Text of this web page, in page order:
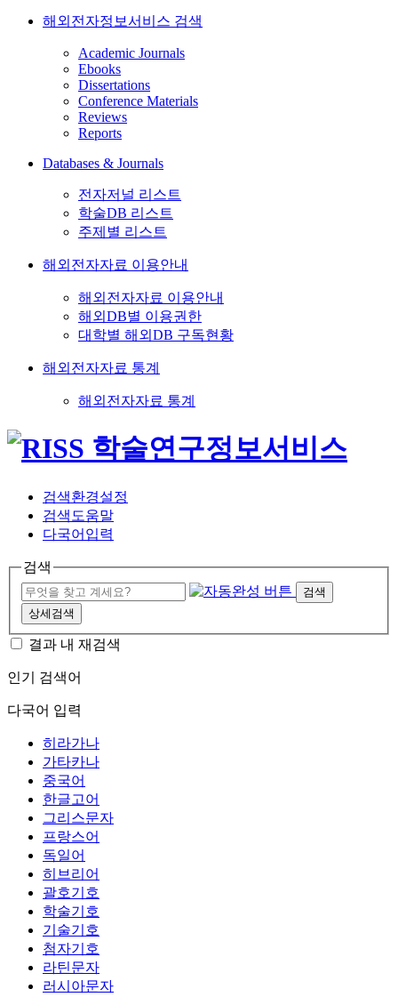
해외전자정보서비스 검색
Academic Journals
Ebooks
Dissertations
Conference Materials
Reviews
Reports
Databases & Journals
전자저널 리스트
학술DB 리스트
주제별 리스트
해외전자자료 이용안내
해외전자자료 이용안내
해외DB별 이용권한
대학별 해외DB 구독현황
해외전자자료 통계
해외전자자료 통계
검색환경설정
검색도움말
다국어입력
검색
검색
상세검색
결과 내 재검색
인기 검색어
다국어 입력
히라가나
가타카나
중국어
한글고어
그리스문자
프랑스어
독일어
히브리어
괄호기호
학술기호
기술기호
첨자기호
라틴문자
러시아문자